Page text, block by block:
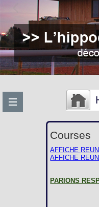
Courses
AFFICHE
AFFICHE
PARIONS